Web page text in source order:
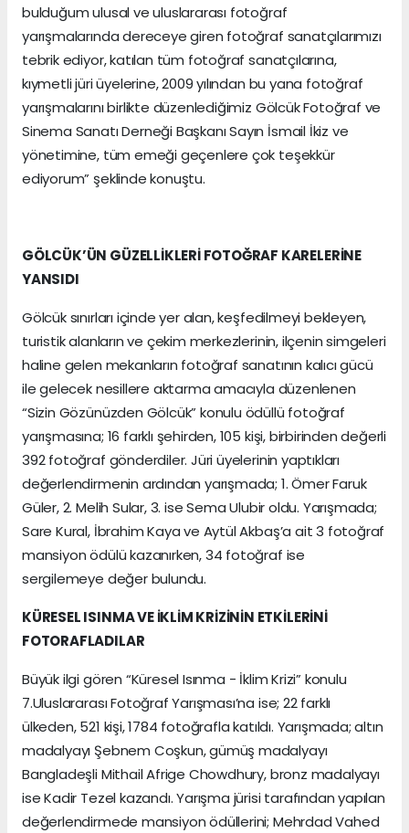
bulduğum ulusal ve uluslararası fotoğraf
yarışmalarında dereceye giren fotoğraf sanatçılarımızı
tebrik ediyor, katılan tüm fotoğraf sanatçılarına,
kıymetli jüri üyelerine, 2009 yılından bu yana fotoğraf
yarışmalarını birlikte düzenlediğimiz Gölcük Fotoğraf ve
Sinema Sanatı Derneği Başkanı Sayın İsmail İkiz ve
yönetimine, tüm emeği geçenlere çok teşekkür
ediyorum” şeklinde konuştu.
GÖLCÜK’ÜN GÜZELLİKLERİ FOTOĞRAF KARELERİNE
YANSIDI
Gölcük sınırları içinde yer alan, keşfedilmeyi bekleyen,
turistik alanların ve çekim merkezlerinin, ilçenin simgeleri
haline gelen mekanların fotoğraf sanatının kalıcı gücü
ile gelecek nesillere aktarma amacıyla düzenlenen
“Sizin Gözünüzden Gölcük” konulu ödüllü fotoğraf
yarışmasına; 16 farklı şehirden, 105 kişi, birbirinden değerli
392 fotoğraf gönderdiler. Jüri üyelerinin yaptıkları
değerlendirmenin ardından yarışmada; 1. Ömer Faruk
Güler, 2. Melih Sular, 3. ise Sema Ulubir oldu. Yarışmada;
Sare Kural, İbrahim Kaya ve Aytül Akbaş’a ait 3 fotoğraf
mansiyon ödülü kazanırken, 34 fotoğraf ise
sergilemeye değer bulundu.
KÜRESEL ISINMA VE İKLİM KRİZİNİN ETKİLERİNİ
FOTORAFLADILAR
Büyük ilgi gören “Küresel Isınma - İklim Krizi” konulu
7.Uluslararası Fotoğraf Yarışması’na ise; 22 farklı
ülkeden, 521 kişi, 1784 fotoğrafla katıldı. Yarışmada; altın
madalyayı Şebnem Coşkun, gümüş madalyayı
Bangladeşli Mithail Afrige Chowdhury, bronz madalyayı
ise Kadir Tezel kazandı. Yarışma jürisi tarafından yapılan
değerlendirmede mansiyon ödüllerini; Mehrdad Vahed